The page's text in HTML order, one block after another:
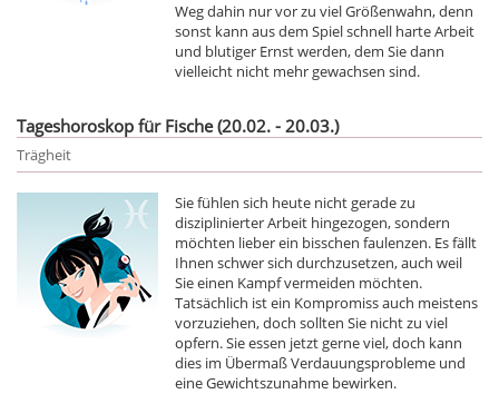
Weg dahin nur vor zu viel Größenwahn, denn
sonst kann aus dem Spiel schnell harte Arbeit
und blutiger Ernst werden, dem Sie dann
vielleicht nicht mehr gewachsen sind.
Tageshoroskop für Fische (20.02. - 20.03.)
Trägheit
Sie fühlen sich heute nicht gerade zu
disziplinierter Arbeit hingezogen, sondern
möchten lieber ein bisschen faulenzen. Es fällt
Ihnen schwer sich durchzusetzen, auch weil
Sie einen Kampf vermeiden möchten.
Tatsächlich ist ein Kompromiss auch meistens
vorzuziehen, doch sollten Sie nicht zu viel
opfern. Sie essen jetzt gerne viel, doch kann
dies im Übermaß Verdauungsprobleme und
eine Gewichtszunahme bewirken.